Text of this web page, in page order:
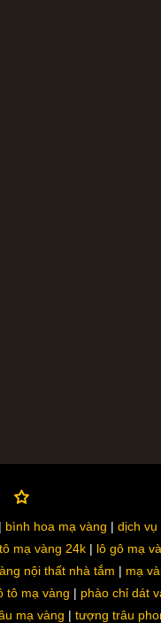
bình hoa mạ vàng dịch vụ
mạ vàng 24k lô gô mạ
nội thất nhà tắm mạ
tô mạ vàng phào chỉ dát
mạ vàng tượng trâu